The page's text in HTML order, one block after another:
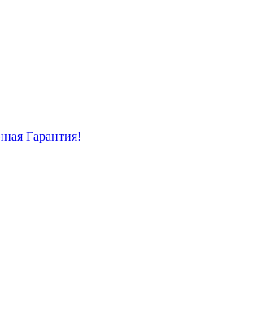
Гарантия!